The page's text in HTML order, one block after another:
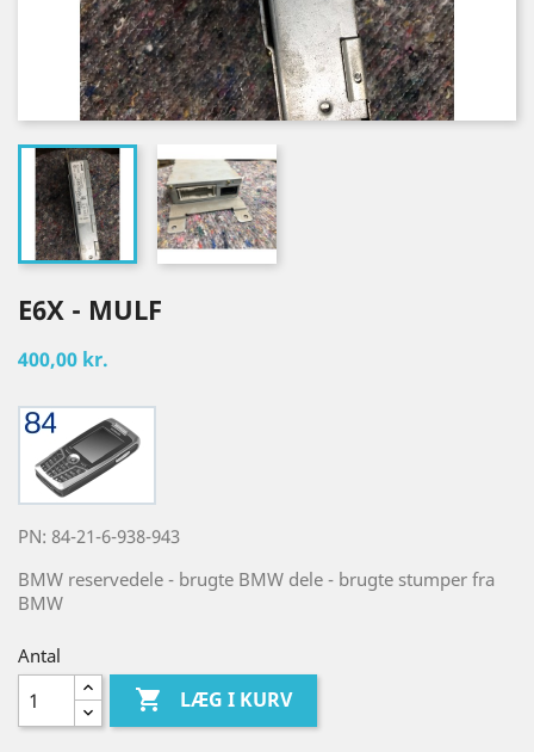
E6X - MULF
400,00 kr.
PN: 84-21-6-938-943
BMW reservedele - brugte BMW dele - brugte stumper fra
BMW
Antal
 LÆG I KURV